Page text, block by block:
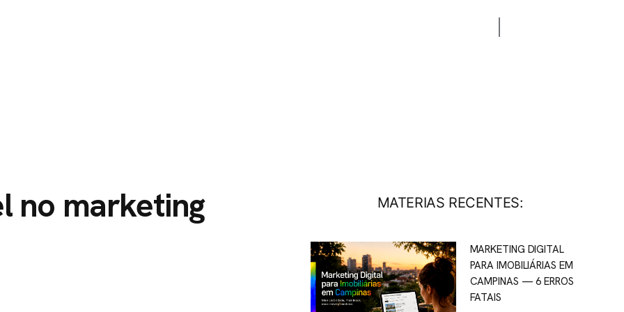
no marketing MATERIAS RECENTES:
MARKETING DIGITAL
PARA IMOBILIÁRIAS EM
CAMPINAS — 6 ERROS
FATAIS